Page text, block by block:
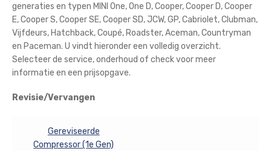
generaties en typen MINI One, One D, Cooper, Cooper D, Cooper
E, Cooper S, Cooper SE, Cooper SD, JCW, GP, Cabriolet, Clubman,
Vijfdeurs, Hatchback, Coupé, Roadster, Aceman, Countryman
en Paceman. U vindt hieronder een volledig overzicht.
Selecteer de service, onderhoud of check voor meer
informatie en een prijsopgave.
Revisie/Vervangen
Gereviseerde
Compressor (1e Gen)